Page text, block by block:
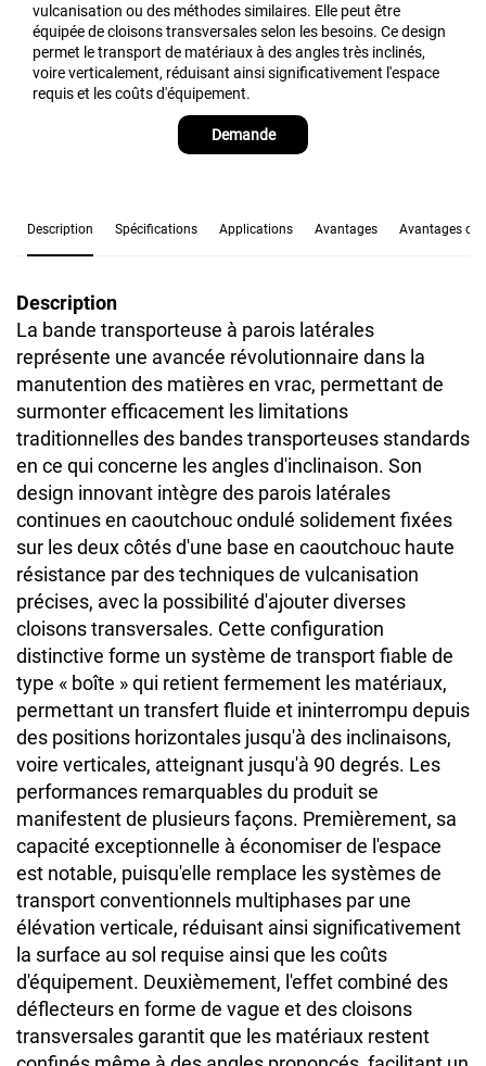
vulcanisation ou des méthodes similaires. Elle peut être
équipée de cloisons transversales selon les besoins. Ce design
permet le transport de matériaux à des angles très inclinés,
voire verticalement, réduisant ainsi significativement l'espace
requis et les coûts d'équipement.
Demande
Description Spécifications Applications Avantages Avantages de
Description
La bande transporteuse à parois latérales
représente une avancée révolutionnaire dans la
manutention des matières en vrac, permettant de
surmonter efficacement les limitations
traditionnelles des bandes transporteuses standards
en ce qui concerne les angles d'inclinaison. Son
design innovant intègre des parois latérales
continues en caoutchouc ondulé solidement fixées
sur les deux côtés d'une base en caoutchouc haute
résistance par des techniques de vulcanisation
précises, avec la possibilité d'ajouter diverses
cloisons transversales. Cette configuration
distinctive forme un système de transport fiable de
type « boîte » qui retient fermement les matériaux,
permettant un transfert fluide et ininterrompu depuis
des positions horizontales jusqu'à des inclinaisons,
voire verticales, atteignant jusqu'à 90 degrés. Les
performances remarquables du produit se
manifestent de plusieurs façons. Premièrement, sa
capacité exceptionnelle à économiser de l'espace
est notable, puisqu'elle remplace les systèmes de
transport conventionnels multiphases par une
élévation verticale, réduisant ainsi significativement
la surface au sol requise ainsi que les coûts
d'équipement. Deuxièmement, l'effet combiné des
déflecteurs en forme de vague et des cloisons
transversales garantit que les matériaux restent